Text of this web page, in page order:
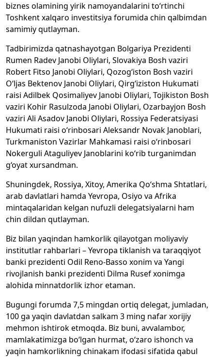
biznes olamining yirik namoyandalarini to‘rtinchi
Toshkent xalqaro investitsiya forumida chin qalbimdan
samimiy qutlayman.
Tadbirimizda qatnashayotgan Bolgariya Prezidenti
Rumen Radev Janobi Oliylari, Slovakiya Bosh vaziri
Robert Fitso Janobi Oliylari, Qozog‘iston Bosh vaziri
O‘ljas Bektenov Janobi Oliylari, Qirg‘iziston Hukumati
raisi Adilbek Qosimaliyev Janobi Oliylari, Tojikiston Bosh
vaziri Kohir Rasulzoda Janobi Oliylari, Ozarbayjon Bosh
vaziri Ali Asadov Janobi Oliylari, Rossiya Federatsiyasi
Hukumati raisi o‘rinbosari Aleksandr Novak Janoblari,
Turkmaniston Vazirlar Mahkamasi raisi o‘rinbosari
Nokerguli Ataguliyev Janoblarini ko‘rib turganimdan
g‘oyat xursandman.
Shuningdek, Rossiya, Xitoy, Amerika Qo‘shma Shtatlari,
arab davlatlari hamda Yevropa, Osiyo va Afrika
mintaqalaridan kelgan nufuzli delegatsiyalarni ham
chin dildan qutlayman.
Biz bilan yaqindan hamkorlik qilayotgan moliyaviy
institutlar rahbarlari – Yevropa tiklanish va taraqqiyot
banki prezidenti Odil Reno-Basso xonim va Yangi
rivojlanish banki prezidenti Dilma Rusef xonimga
alohida minnatdorlik izhor etaman.
Bugungi forumda 7,5 mingdan ortiq delegat, jumladan,
100 ga yaqin davlatdan salkam 3 ming nafar xorijiy
mehmon ishtirok etmoqda. Biz buni, avvalambor,
mamlakatimizga bo‘lgan hurmat, o‘zaro ishonch va
yaqin hamkorlikning chinakam ifodasi sifatida qabul